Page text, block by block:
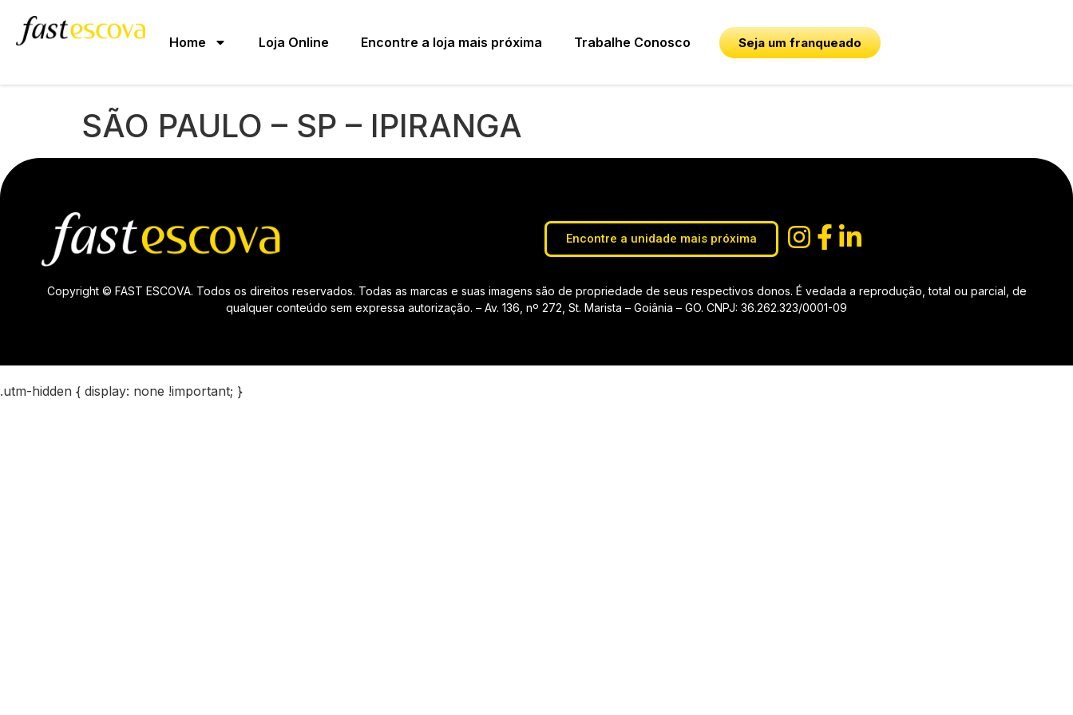
Home Loja Online Encontre a loja mais próxima Trabalhe Conosco Seja um franqueado
SÃO PAULO – SP – IPIRANGA
Encontre a unidade mais próxima
Copyright © FAST ESCOVA. Todos os direitos reservados. Todas as marcas e suas imagens são de propriedade de seus respectivos donos. É vedada a reprodução, total ou parcial, de
qualquer conteúdo sem expressa autorização. – Av. 136, nº 272, St. Marista – Goiânia – GO. CNPJ: 36.262.323/0001-09
.utm-hidden { display: none !important; }